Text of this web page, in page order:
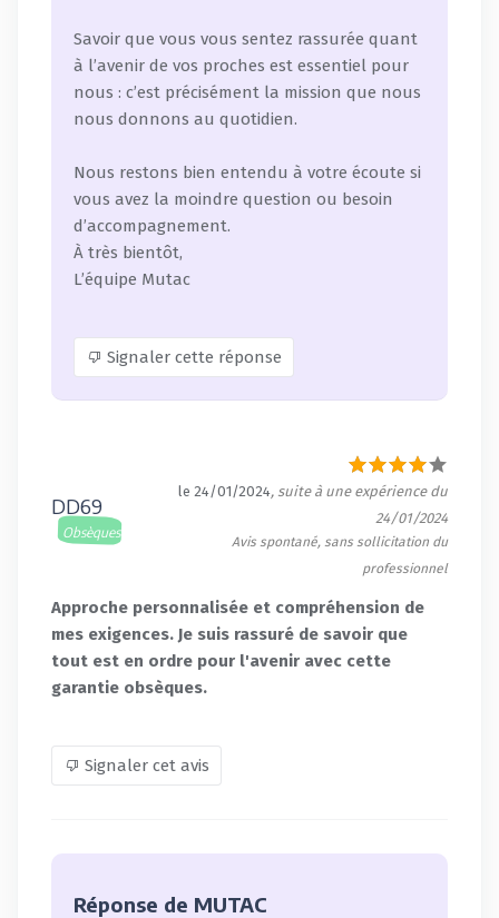
Savoir que vous vous sentez rassurée quant
à l’avenir de vos proches est essentiel pour
nous : c’est précisément la mission que nous
nous donnons au quotidien.
Nous restons bien entendu à votre écoute si
vous avez la moindre question ou besoin
d’accompagnement.
À très bientôt,
L’équipe Mutac
Signaler cette réponse
DD69
Obsèques
le 24/01/2024, suite à une expérience du
24/01/2024
Avis spontané, sans sollicitation du
professionnel
Approche personnalisée et compréhension de
mes exigences. Je suis rassuré de savoir que
tout est en ordre pour l'avenir avec cette
garantie obsèques.
Signaler cet avis
Réponse de MUTAC